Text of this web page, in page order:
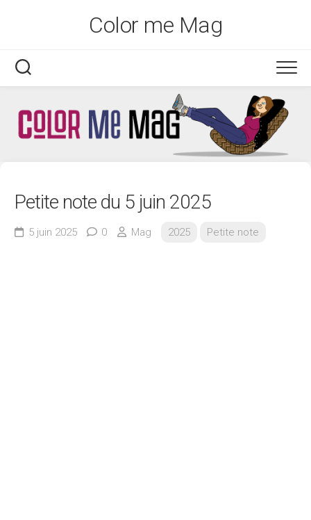
Color me Mag
Petite note du 5 juin 2025
5 juin 2025 0 Mag 2025 Petite note